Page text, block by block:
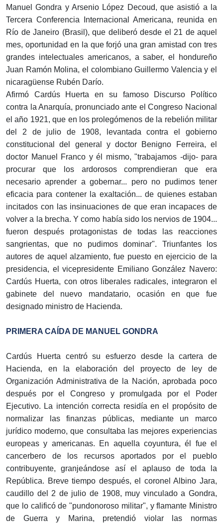
Manuel Gondra y Arsenio López Decoud, que asistió a la
Tercera Conferencia Internacional Americana, reunida en
Río de Janeiro (Brasil), que deliberó desde el 21 de aquel
mes, oportunidad en la que forjó una gran amistad con tres
grandes intelectuales americanos, a saber, el hondureño
Juan Ramón Molina, el colombiano Guillermo Valencia y el
nicaragüense Rubén Darío.
Afirmó Cardús Huerta en su famoso Discurso Político
contra la Anarquía, pronunciado ante el Congreso Nacional
el año 1921, que en los prolegómenos de la rebelión militar
del 2 de julio de 1908, levantada contra el gobierno
constitucional del general y doctor Benigno Ferreira, el
doctor Manuel Franco y él mismo, "trabajamos -dijo- para
procurar que los ardorosos comprendieran que era
necesario aprender a gobernar... pero no pudimos tener
eficacia para contener la exaltación... de quienes estaban
incitados con las insinuaciones de que eran incapaces de
volver a la brecha. Y como había sido los nervios de 1904...
fueron después protagonistas de todas las reacciones
sangrientas, que no pudimos dominar". Triunfantes los
autores de aquel alzamiento, fue puesto en ejercicio de la
presidencia, el vicepresidente Emiliano González Navero:
Cardús Huerta, con otros liberales radicales, integraron el
gabinete del nuevo mandatario, ocasión en que fue
designado ministro de Hacienda.
PRIMERA CAÍDA DE MANUEL GONDRA
Cardús Huerta centró su esfuerzo desde la cartera de
Hacienda, en la elaboración del proyecto de ley de
Organización Administrativa de la Nación, aprobada poco
después por el Congreso y promulgada por el Poder
Ejecutivo. La intención correcta residía en el propósito de
normalizar las finanzas públicas, mediante un marco
jurídico moderno, que consultaba las mejores experiencias
europeas y americanas. En aquella coyuntura, él fue el
cancerbero de los recursos aportados por el pueblo
contribuyente, granjeándose así el aplauso de toda la
República. Breve tiempo después, el coronel Albino Jara,
caudillo del 2 de julio de 1908, muy vinculado a Gondra,
que lo calificó de "pundonoroso militar", y flamante Ministro
de Guerra y Marina, pretendió violar las normas